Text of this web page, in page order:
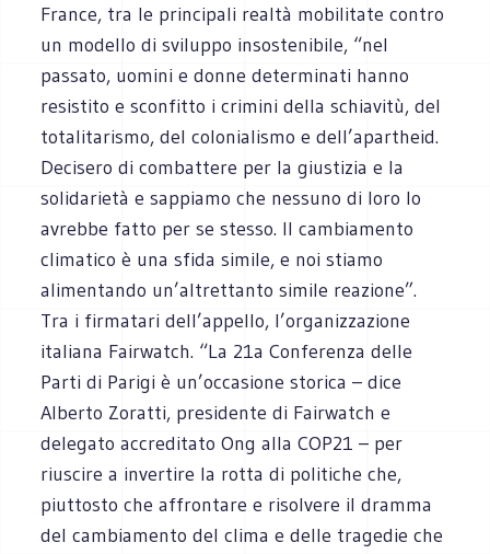
France, tra le principali realtà mobilitate contro
un modello di sviluppo insostenibile, “nel
passato, uomini e donne determinati hanno
resistito e sconfitto i crimini della schiavitù, del
totalitarismo, del colonialismo e dell’apartheid.
Decisero di combattere per la giustizia e la
solidarietà e sappiamo che nessuno di loro lo
avrebbe fatto per se stesso. Il cambiamento
climatico è una sfida simile, e noi stiamo
alimentando un’altrettanto simile reazione”.
Tra i firmatari dell’appello, l’organizzazione
italiana Fairwatch. “La 21a Conferenza delle
Parti di Parigi è un’occasione storica – dice
Alberto Zoratti, presidente di Fairwatch e
delegato accreditato Ong alla COP21 – per
riuscire a invertire la rotta di politiche che,
piuttosto che affrontare e risolvere il dramma
del cambiamento del clima e delle tragedie che